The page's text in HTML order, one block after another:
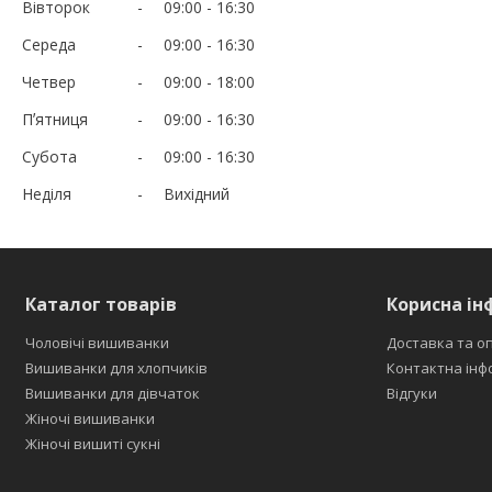
Вівторок
09:00
16:30
Середа
09:00
16:30
Четвер
09:00
18:00
Пʼятниця
09:00
16:30
Субота
09:00
16:30
Неділя
Вихідний
Каталог товарів
Чоловічі вишиванки
Вишиванки для хлопчиків
Вишиванки для дівчаток
Жіночі вишиванки
Жіночі вишиті сукні
Корисна
Доставка та
Контактна
Відгуки